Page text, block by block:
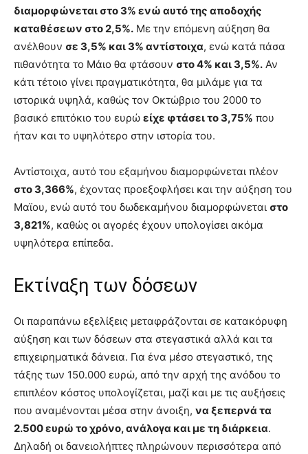
διαμορφώνεται στο 3% ενώ αυτό της αποδοχής
καταθέσεων στο 2,5%. Με την επόμενη αύξηση θα
ανέλθουν σε 3,5% και 3% αντίστοιχα, ενώ κατά πάσα
πιθανότητα το Μάιο θα φτάσουν στο 4% και 3,5%. Αν
κάτι τέτοιο γίνει πραγματικότητα, θα μιλάμε για τα
ιστορικά υψηλά, καθώς τον Οκτώβριο του 2000 το
βασικό επιτόκιο του ευρώ είχε φτάσει το 3,75% που
ήταν και το υψηλότερο στην ιστορία του.
Αντίστοιχα, αυτό του εξαμήνου διαμορφώνεται πλέον
στο 3,366%, έχοντας προεξοφλήσει και την αύξηση του
Μαϊου, ενώ αυτό του δωδεκαμήνου διαμορφώνεται στο
3,821%, καθώς οι αγορές έχουν υπολογίσει ακόμα
υψηλότερα επίπεδα.
Εκτίναξη των δόσεων
Οι παραπάνω εξελίξεις μεταφράζονται σε κατακόρυφη
αύξηση και των δόσεων στα στεγαστικά αλλά και τα
επιχειρηματικά δάνεια. Για ένα μέσο στεγαστικό, της
τάξης των 150.000 ευρώ, από την αρχή της ανόδου το
επιπλέον κόστος υπολογίζεται, μαζί και με τις αυξήσεις
που αναμένονται μέσα στην άνοιξη, να ξεπερνά τα
2.500 ευρώ το χρόνο, ανάλογα και με τη διάρκεια.
Δηλαδή οι δανειολήπτες πληρώνουν περισσότερα από